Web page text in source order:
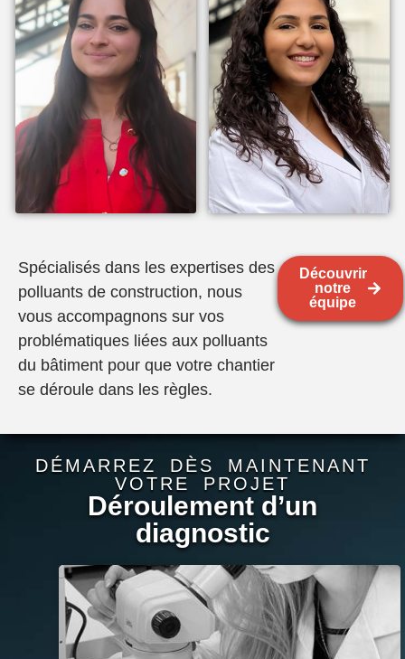
PATRICK
BARRIL
Directeur
EDDY
GUASCH-
FERRER
Expert en polluants
LAURÈNE
MAMMES
Responsable
KARIMA
ELAKREDAR
Spécialisés dans les expertises des
polluants de construction, nous
vous accompagnons sur vos
problématiques liées aux polluants
du bâtiment pour que votre chantier
se déroule dans les règles.
Découvrir
notre
équipe
DÉMARREZ DÈS MAINTENANT
VOTRE PROJET
Déroulement d’un
diagnostic
1.